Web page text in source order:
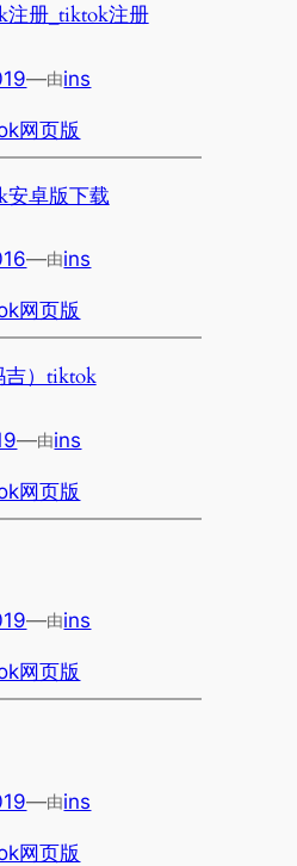
册_tiktok注册
—由ins
网页版
卓版下载
—由ins
网页版
吉）tiktok
—由ins
网页版
—由ins
网页版
—由ins
网页版